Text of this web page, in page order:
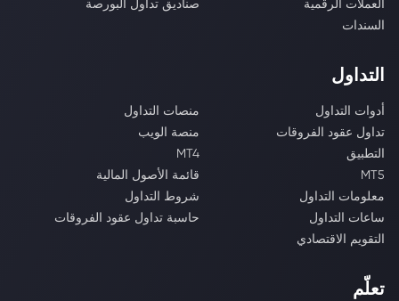
العملات الرقمية
صناديق تداول البورصة
السندات
التداول
أدوات التداول
منصات التداول
تداول عقود الفروقات
منصة الويب
التطبيق
MT4
MT5
قائمة الأصول المالية
معلومات التداول
شروط التداول
ساعات التداول
حاسبة تداول عقود الفروقات
التقويم الاقتصادي
تعلّم